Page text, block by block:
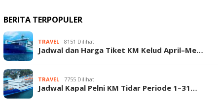
BERITA TERPOPULER
TRAVEL 8151 Dilihat
Jadwal dan Harga Tiket KM Kelud April–Me…
TRAVEL 7755 Dilihat
Jadwal Kapal Pelni KM Tidar Periode 1–31…